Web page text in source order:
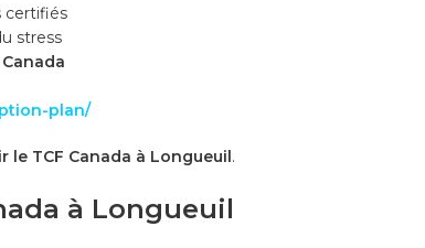
certifiés
stress
Canada
plan/
le TCF Canada à Longueuil.
à Longueuil